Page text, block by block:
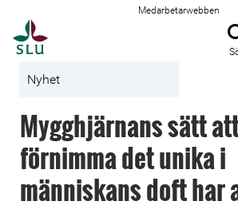
Medarbetarwebben
Nyhet
Mygghjärnans sätt
förnimma det unika i
människans doft har